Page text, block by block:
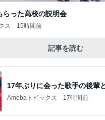
Amebaトピックス 1日前
パパが買う三女の希望のピア
Amebaトピックス 2日前